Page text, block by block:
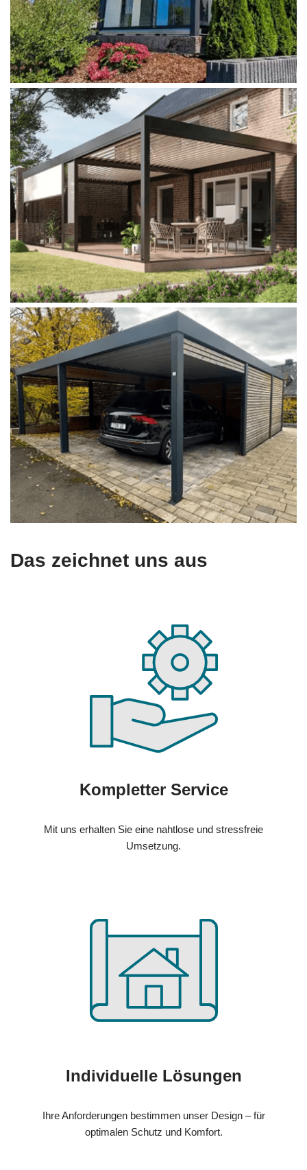
Das zeichnet uns aus
Kompletter Service
Mit uns erhalten Sie eine nahtlose und stressfreie
Umsetzung.
Individuelle Lösungen
Ihre Anforderungen bestimmen unser Design – für
optimalen Schutz und Komfort.